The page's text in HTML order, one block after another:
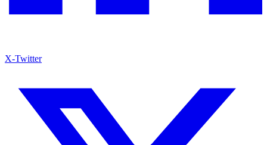
X-Twitter